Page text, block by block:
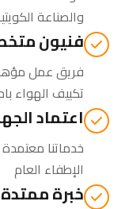
والصناعة
فنيون
فريق عمل مؤهل
تكييف الهواء
اعتماد
خدماتنا
الإطفاء العام
خبرة ممتدة